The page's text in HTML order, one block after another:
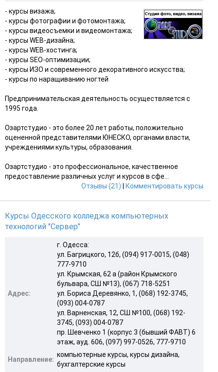
- курсы визажа;
- курсы фотографии и фотомонтажа;
- курсы видеосъемки и видеомонтажа;
- курсы WEB-дизайна;
- курсы WEB-хостинга;
- курсы SEO-оптимизации;
- курсы ИЗО и современного декоративного искусства;
- курсы по наращиванию ногтей
Предпринимательская деятельность осуществляется с
1995 года.
Озартстудио - это более 20 лет работы, положительно
оцененной представителями ЮНЕСКО, органами власти,
учреждениями культуры, образования.
Озартстудио - это профессиональное, качественное
предоставление различных услуг и курсов в сфе...
Отзывы (21)
Комментировать курсы
Курсы Одесского колледжа компьютерных
технологий "Сервер"
Адрес:
г. Одесса:
ул. Багрицкого, 12б, (094) 917-0015, (048)
777-9710
ул. Крымская, 62 а (район Крымского
бульвара, СШ №13), (067) 718-5251
ул. Бориса Деревянко, 1, (068) 192-3745,
(093) 004-0787
ул. Варненская, 12, СШ №100, (068) 192-
3745, (093) 004-0787
пр. Шевченко 1 (корпус 3 (бывший ФАВТ) 6
этаж, ауд. 606, (097) 997-0526, 777-9710
Направление:
компьютерные курсы, курсы дизайна,
бухгалтерские курсы